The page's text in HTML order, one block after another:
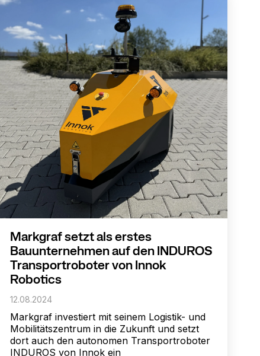
Markgraf setzt als erstes
Bauunternehmen auf den INDUROS
Transportroboter von Innok
Robotics
12.08.2024
Markgraf investiert mit seinem Logistik- und
Mobilitätszentrum in die Zukunft und setzt
dort auch den autonomen Transportroboter
INDUROS von Innok ein